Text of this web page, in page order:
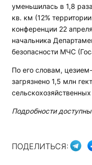
уменьшилась в 1,8
кв. км (12%
конференции 22
начальника
безопасности МЧС
По его словам,
загрязнено 1,5 млн
Подробности
ПОДЕЛИТЬСЯ: